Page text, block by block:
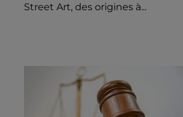
Street Art, des origines à...